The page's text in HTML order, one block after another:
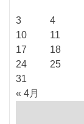
« 4月
3
4
10
11
17
18
24
25
31